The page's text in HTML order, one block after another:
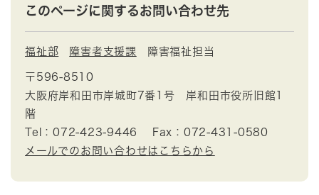
このページに関するお問い合わせ先
福祉部 障害者支援課 障害福祉担当
〒596-8510
大阪府岸和田市岸城町7番1号 岸和田市役所旧館1
階
Tel：072-423-9446
Fax：072-431-0580
メールでのお問い合わせはこちらから